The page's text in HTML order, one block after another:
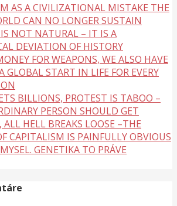
AS A CIVILIZATIONAL MISTAKE THE
CAN NO LONGER SUSTAIN
NOT NATURAL – IT IS A
DEVIATION OF HISTORY
FOR WEAPONS, WE ALSO HAVE
GLOBAL START IN LIFE FOR EVERY
BILLIONS, PROTEST IS TABOO –
PERSON SHOULD GET
HELL BREAKS LOOSE –THE
CAPITALISM IS PAINFULLY OBVIOUS
GENETIKA TO PRÁVE